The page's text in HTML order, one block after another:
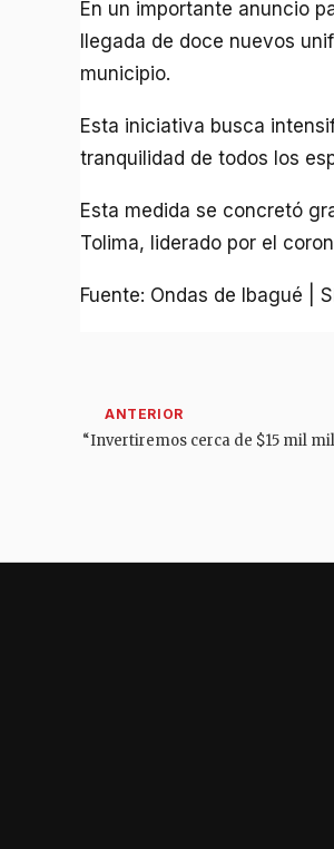
En un importante anuncio
llegada de doce nuevos
municipio.
Esta iniciativa busca
tranquilidad de todos los
Esta medida se concretó
Tolima, liderado por el
Fuente: Ondas de Ibagué |